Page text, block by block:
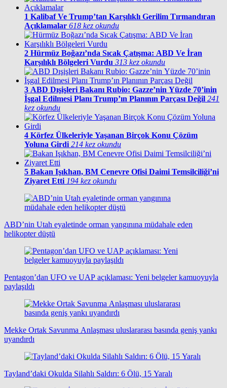
1 Kalibaf Ve Trump’tan Karşılıklı Gerilim Tırmandıran
Açıklamalar 618 kez okundu
2 Hürmüz Boğazı’nda Sıcak Çatışma: ABD Ve İran
Karşılıklı Bölgeleri Vurdu 313 kez okundu
3 ABD Dışişleri Bakanı Rubio: Gazze’nin Yüzde 70’inin
İşgal Edilmesi Planı Trump’ın Planının Parçası Değil 241
kez okundu
4 Körfez Ülkeleriyle Yaşanan Birçok Konu Çözüm
Yoluna Girdi 214 kez okundu
5 Bakan Işıkhan, BM Cenevre Ofisi Daimi Temsilciliği’ni
Ziyaret Etti 194 kez okundu
ABD’nin Utah eyaletinde orman yangınına müdahale eden
helikopter düştü
Pentagon’dan UFO ve UAP açıklaması: Yeni belgeler kamuoyuyla
paylaşıldı
Mekke Ortak Savunma Anlaşması uluslararası basında geniş yankı
uyandırdı
Tayland’daki Okulda Silahlı Saldırı: 6 Ölü, 15 Yaralı